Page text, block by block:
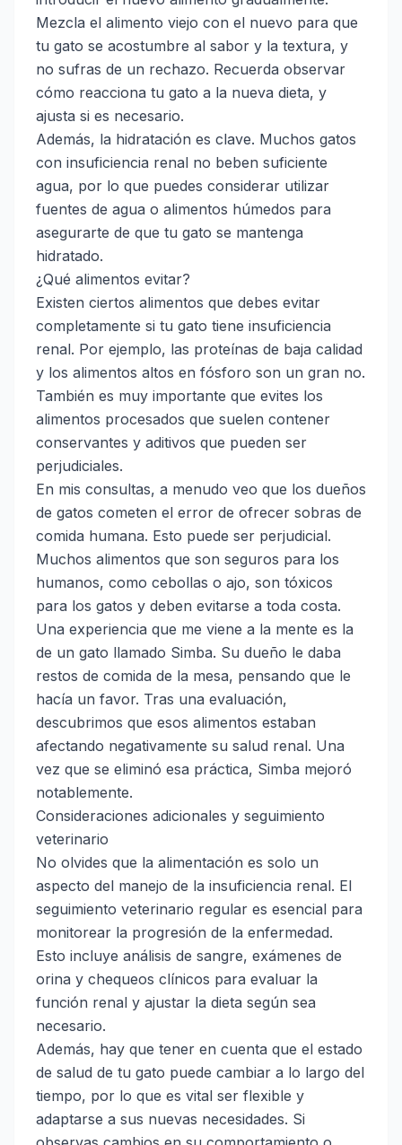
Mezcla el alimento viejo con el nuevo para que
tu gato se acostumbre al sabor y la textura, y
no sufras de un rechazo. Recuerda observar
cómo reacciona tu gato a la nueva dieta, y
ajusta si es necesario.
Además, la hidratación es clave. Muchos gatos
con insuficiencia renal no beben suficiente
agua, por lo que puedes considerar utilizar
fuentes de agua o alimentos húmedos para
asegurarte de que tu gato se mantenga
hidratado.
¿Qué alimentos evitar?
Existen ciertos alimentos que debes evitar
completamente si tu gato tiene insuficiencia
renal. Por ejemplo, las proteínas de baja calidad
y los alimentos altos en fósforo son un gran no.
También es muy importante que evites los
alimentos procesados que suelen contener
conservantes y aditivos que pueden ser
perjudiciales.
En mis consultas, a menudo veo que los dueños
de gatos cometen el error de ofrecer sobras de
comida humana. Esto puede ser perjudicial.
Muchos alimentos que son seguros para los
humanos, como cebollas o ajo, son tóxicos
para los gatos y deben evitarse a toda costa.
Una experiencia que me viene a la mente es la
de un gato llamado Simba. Su dueño le daba
restos de comida de la mesa, pensando que le
hacía un favor. Tras una evaluación,
descubrimos que esos alimentos estaban
afectando negativamente su salud renal. Una
vez que se eliminó esa práctica, Simba mejoró
notablemente.
Consideraciones adicionales y seguimiento
veterinario
No olvides que la alimentación es solo un
aspecto del manejo de la insuficiencia renal. El
seguimiento veterinario regular es esencial para
monitorear la progresión de la enfermedad.
Esto incluye análisis de sangre, exámenes de
orina y chequeos clínicos para evaluar la
función renal y ajustar la dieta según sea
necesario.
Además, hay que tener en cuenta que el estado
de salud de tu gato puede cambiar a lo largo del
tiempo, por lo que es vital ser flexible y
adaptarse a sus nuevas necesidades. Si